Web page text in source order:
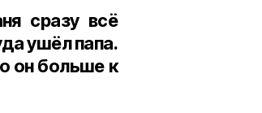
сразу всё
ушёл папа.
он больше к